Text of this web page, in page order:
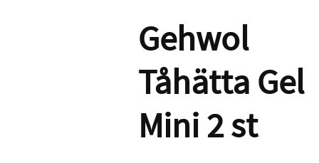
Gehwol
Tåhätta Gel
Mini 2 st